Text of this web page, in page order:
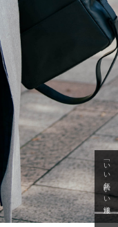
「いい年齢 いい洋服」